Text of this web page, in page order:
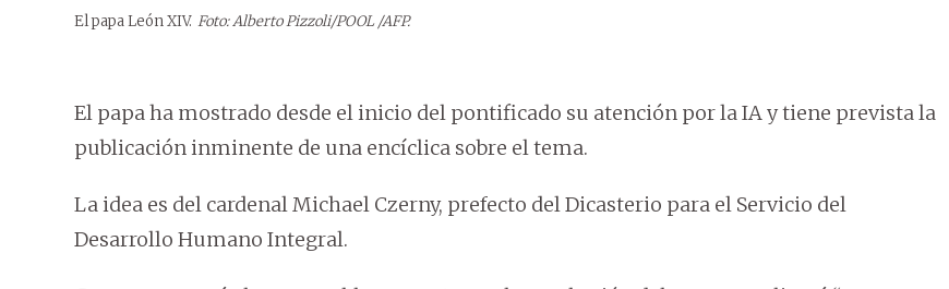
El papa León XIV. Foto: Alberto Pizzoli/POOL /AFP.
El papa ha mostrado desde el inicio del pontificado su atención por la IA y tiene prevista la
publicación inminente de una encíclica sobre el tema.
La idea es del cardenal Michael Czerny, prefecto del Dicasterio para el Servicio del
Desarrollo Humano Integral.